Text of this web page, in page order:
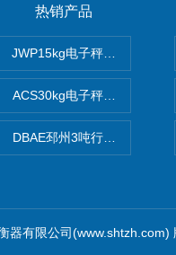
热销产品
JWP15kg电子秤价格,15公
ACS30kg电子秤价格,30公
DBAE邳州3吨行车电子吊秤
器有限公司(www.shtzh.com)